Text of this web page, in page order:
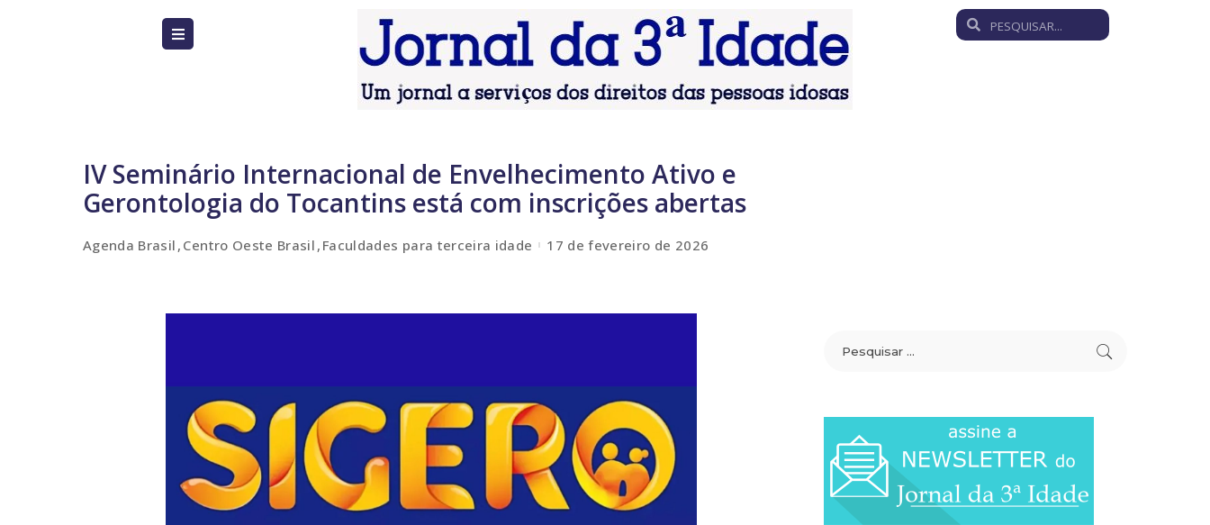
IV Seminário Internacional de Envelhecimento Ativo e
Gerontologia do Tocantins está com inscrições abertas
Agenda Brasil Centro Oeste Brasil Faculdades para terceira idade 17 de fevereiro de 2026